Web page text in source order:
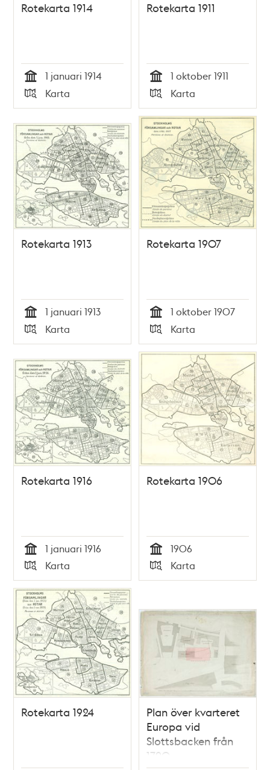
Rotekarta 1914
Tid
1 januari 1914
Typ
Karta
Rotekarta 1911
Tid
1 oktober 1911
Typ
Karta
Rotekarta 1913
Tid
1 januari 1913
Typ
Karta
Rotekarta 1907
Tid
1 oktober 1907
Typ
Karta
Rotekarta 1916
Tid
1 januari 1916
Typ
Karta
Rotekarta 1906
Tid
1906
Typ
Karta
Rotekarta 1924
Plan över kvarteret
Europa vid
Slottsbacken från
1790